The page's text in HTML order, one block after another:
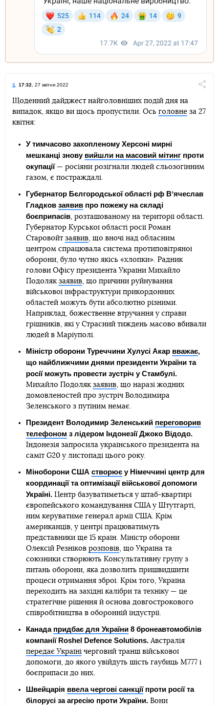
17:32, 27 квітня 2022
TelegramFacebookTwitter
Щоденний дайджест найголовніших подій дня на
випадок, якщо ви щось пропустили. Ось головне за 27
квітня:
У тимчасово захопленому Херсоні мирні
мешканці знову вийшли на масовий мітингпроти
окупації— росіяни розігнали людей сльозогінним
газом, є постраждалі.
Губернатор Бєлгородської області рф Вʼячеслав
Гладков заявивпро пожежу на складі
боєприпасів, розташованому на території області.
Губернатор Курської області росії Роман
Старовойт заявив, що вночі над обласним
центром спрацювала система протиповітряної
оборони, було чутно якісь «хлопки». Радник
голови Офісу президента України Михайло
Подоляк заявив, що причини руйнування
військової інфраструктури прикордонних
областей можуть бути абсолютно різними.
Наприклад, божественне втручання у справи
грішників, які у Страсний тиждень масово вбивали
людей в Маріуполі.
Міністр оборони Туреччини Хулусі Акар вважає,
що найближчими днями президенти України та
росії можуть провести зустріч у Стамбулі.
Михайло Подоляк заявив, що наразі жодних
домовленостей про зустріч Володимира
Зеленського з путіним немає.
Президент Володимир Зеленський переговорив
телефоном з лідером Індонезії Джоко Відодо.
Індонезія запросила українського президента на
саміт G20 у листопаді цього року.
Міноборони США створюєу Німеччині центр для
координації та оптимізації військової допомоги
Україні.Центр базуватиметься у штаб-квартирі
європейського командування США у Штутгарті,
ним керуватиме генерал армії США. Крім
американців, у центрі працюватимуть
представники ще 15 країн. Міністр оборони
Олексій Резніков розповів, що Україна та
союзники створюють Консультативну групу з
питань оборони, яка дозволить пришвидшити
процеси отримання зброї. Крім того, Україна
переходить на західні калібри та техніку — це
стратегічне рішення й основа довгострокового
співробітництва в оборонній індустрії.
Канада придбає для України8 бронеавтомобілів
компанії Roshel Defence Solutions.Австралія
передає Українічерговий транш військової
допомоги, до якого увійдуть шість гаубиць M777 і
боєприпаси до них.
Швейцарія ввела чергові санкціїпроти росії та
білорусі за агресію проти України.Вони